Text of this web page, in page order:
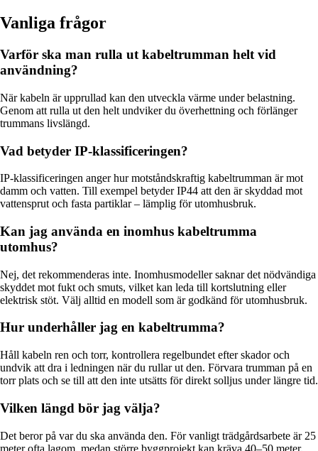
Vanliga frågor
Varför ska man rulla ut kabeltrumman helt vid
användning?
När kabeln är upprullad kan den utveckla värme under belastning.
Genom att rulla ut den helt undviker du överhettning och förlänger
trummans livslängd.
Vad betyder IP-klassificeringen?
IP-klassificeringen anger hur motståndskraftig kabeltrumman är mot
damm och vatten. Till exempel betyder IP44 att den är skyddad mot
vattensprut och fasta partiklar – lämplig för utomhusbruk.
Kan jag använda en inomhus kabeltrumma
utomhus?
Nej, det rekommenderas inte. Inomhusmodeller saknar det nödvändiga
skyddet mot fukt och smuts, vilket kan leda till kortslutning eller
elektrisk stöt. Välj alltid en modell som är godkänd för utomhusbruk.
Hur underhåller jag en kabeltrumma?
Håll kabeln ren och torr, kontrollera regelbundet efter skador och
undvik att dra i ledningen när du rullar ut den. Förvara trumman på en
torr plats och se till att den inte utsätts för direkt solljus under längre tid.
Vilken längd bör jag välja?
Det beror på var du ska använda den. För vanligt trädgårdsarbete är 25
meter ofta lagom, medan större byggprojekt kan kräva 40–50 meter.